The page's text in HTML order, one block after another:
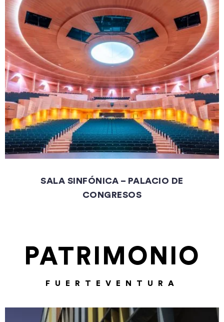
SALA SINFÓNICA – PALACIO DE
CONGRESOS
PATRIMONIO
FUERTEVENTURA